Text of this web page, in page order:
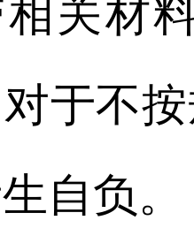
关材
于不
自负。